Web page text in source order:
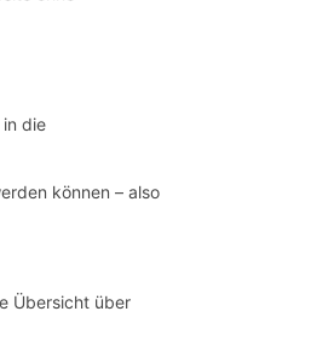
die
können – also
Übersicht über